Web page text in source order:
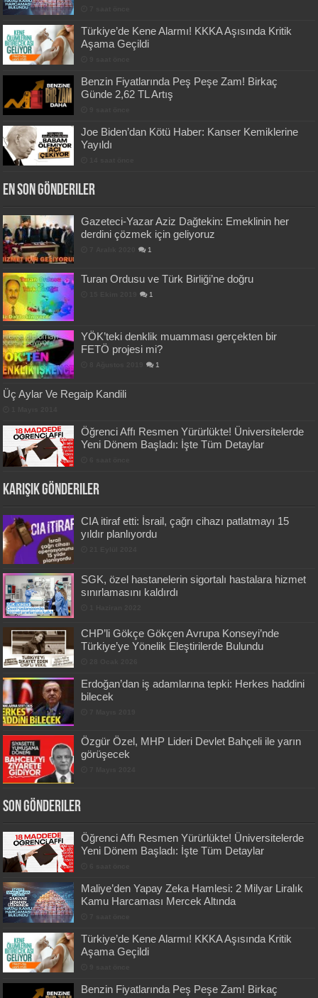
Türkiye’de Kene Alarmı! KKKA Aşısında Kritik
Aşama Geçildi
Benzin Fiyatlarında Peş Peşe Zam! Birkaç
Günde 2,62 TL Artış
Joe Biden’dan Kötü Haber: Kanser Kemiklerine
Yayıldı
En Son Gönderiler
Gazeteci-Yazar Aziz Dağtekin: Emeklinin her
derdini çözmek için geliyoruz
1
Turan Ordusu ve Türk Birliği’ne doğru
1
YÖK’teki denklik muamması gerçekten bir
FETÖ projesi mi?
1
Üç Aylar Ve Regaip Kandili
Öğrenci Affı Resmen Yürürlükte! Üniversitelerde
Yeni Dönem Başladı: İşte Tüm Detaylar
Karışık Gönderiler
CIA itiraf etti: İsrail, çağrı cihazı patlatmayı 15
yıldır planlıyordu
SGK, özel hastanelerin sigortalı hastalara hizmet
sınırlamasını kaldırdı
CHP’li Gökçe Gökçen Avrupa Konseyi’nde
Türkiye’ye Yönelik Eleştirilerde Bulundu
Erdoğan’dan iş adamlarına tepki: Herkes haddini
bilecek
Özgür Özel, MHP Lideri Devlet Bahçeli ile yarın
görüşecek
Son Gönderiler
Öğrenci Affı Resmen Yürürlükte! Üniversitelerde
Yeni Dönem Başladı: İşte Tüm Detaylar
Maliye’den Yapay Zeka Hamlesi: 2 Milyar Liralık
Kamu Harcaması Mercek Altında
Türkiye’de Kene Alarmı! KKKA Aşısında Kritik
Aşama Geçildi
Benzin Fiyatlarında Peş Peşe Zam! Birkaç